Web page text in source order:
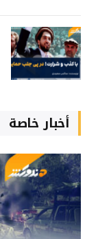
أخبار خاصة